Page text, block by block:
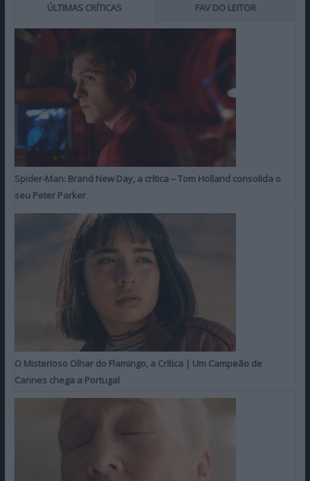
ÚLTIMAS CRÍTICAS FAV DO LEITOR
Spider-Man: Brand New Day, a crítica – Tom Holland consolida o
seu Peter Parker
O Misterioso Olhar do Flamingo, a Crítica | Um Campeão de
Cannes chega a Portugal